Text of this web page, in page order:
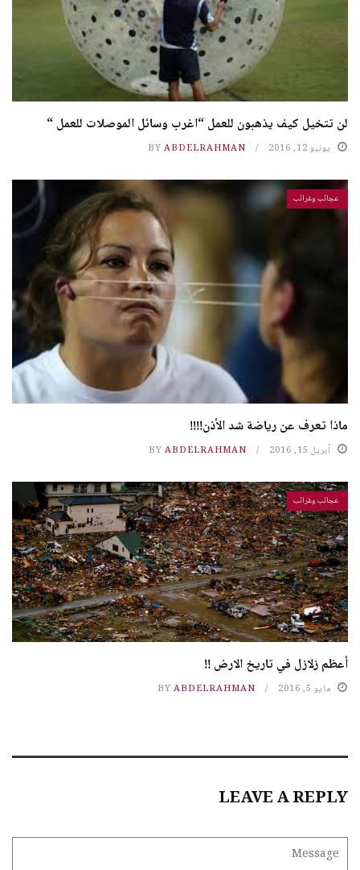
لن تتخيل كيف يذهبون للعمل “اغرب وسائل الموصلات للعمل “
يونيو 12, 2016 BY ABDELRAHMAN
عجائب وغرائب
ماذا تعرف عن رياضة شد الأذن!!!!
أبريل 15, 2016 BY ABDELRAHMAN
عجائب وغرائب
أعظم زلازل في تاريخ الارض !!
مايو 5, 2016 BY ABDELRAHMAN
LEAVE A REPLY